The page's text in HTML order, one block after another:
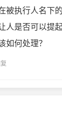
被执行人名下
人是否可以提
如何处理？